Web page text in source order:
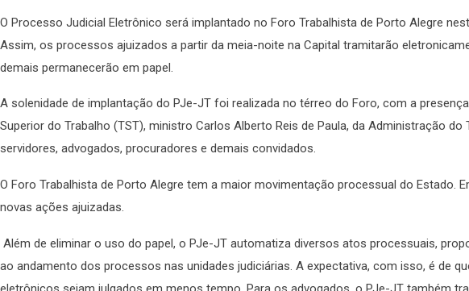
O Processo Judicial Eletrônico será implantado no Foro Trabalhista de Porto Alegre
Assim, os processos ajuizados a partir da meia-noite na Capital tramitarão
demais permanecerão em papel.
A solenidade de implantação do PJe-JT foi realizada no térreo do Foro, com a
Superior do Trabalho (TST), ministro Carlos Alberto Reis de Paula, da Administração do
servidores, advogados, procuradores e demais convidados.
O Foro Trabalhista de Porto Alegre tem a maior movimentação processual do Estado.
novas ações ajuizadas.
Além de eliminar o uso do papel, o PJe-JT automatiza diversos atos processuais,
ao andamento dos processos nas unidades judiciárias. A expectativa, com isso, é de